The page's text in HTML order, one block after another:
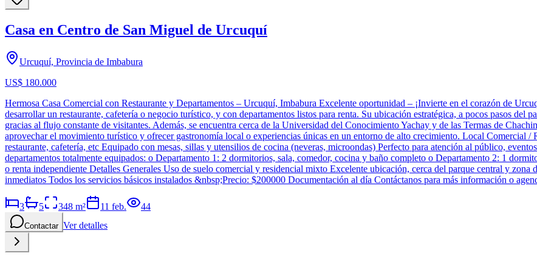
Casa en Centro de San Miguel de Urcuquí
Urcuquí, Provincia de Imbabura
US$ 180.000
Hermosa Casa Comercial con Restaurante y Departamentos – Urcuquí, Imbabura Excelente oportunidad – ¡Invierte en el corazón de
desarrollar un restaurante, cafetería o negocio turístico, y con departamentos listos para renta. Su ubicación estratégica, a pocos pasos del
gracias al flujo constante de visitantes. Además, se encuentra cerca de la Universidad del Conocimiento Yachay y de las Termas de
aprovechar el movimiento turístico y ofrecer gastronomía local o experiencias únicas en un entorno de alto crecimiento. Local Comercial /
restaurante, cafetería, etc Equipado con mesas, sillas y utensilios de cocina (neveras, microondas) Perfecto para atención al público,
departamentos totalmente equipados: o Departamento 1: 2 dormitorios, sala, comedor, cocina y baño completo o Departamento 2: 1
o renta independiente Detalles Generales Uso de suelo comercial y residencial mixto Excelente ubicación, cerca del parque central y
inmediatos Todos los servicios básicos instalados &nbsp;Precio: $200000 Documentación al día Contáctanos para más información o
3 5 348 m² 11 feb. 44
Contactar Ver detalles